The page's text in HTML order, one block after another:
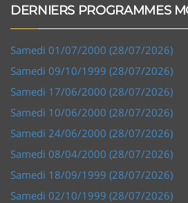
DERNIERS PROGRAMMES
Samedi 01/07/2000 (28/07/2026)
Samedi 09/10/1999 (28/07/2026)
Samedi 17/06/2000 (28/07/2026)
Samedi 10/06/2000 (28/07/2026)
Samedi 24/06/2000 (28/07/2026)
Samedi 08/04/2000 (28/07/2026)
Samedi 18/09/1999 (28/07/2026)
Samedi 02/10/1999 (28/07/2026)